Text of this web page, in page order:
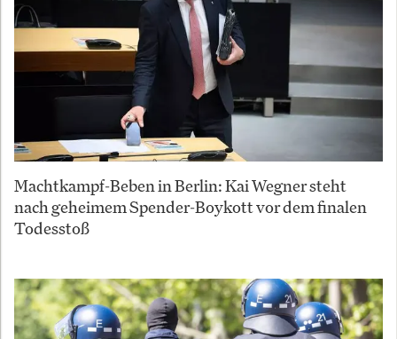
Machtkampf-Beben in Berlin: Kai Wegner steht
nach geheimem Spender-Boykott vor dem finalen
Todesstoß